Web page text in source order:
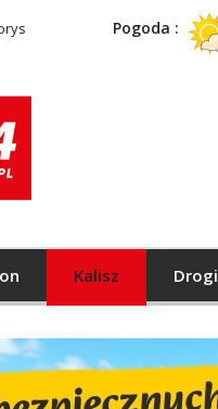
Pogoda :
Kalisz Drogi